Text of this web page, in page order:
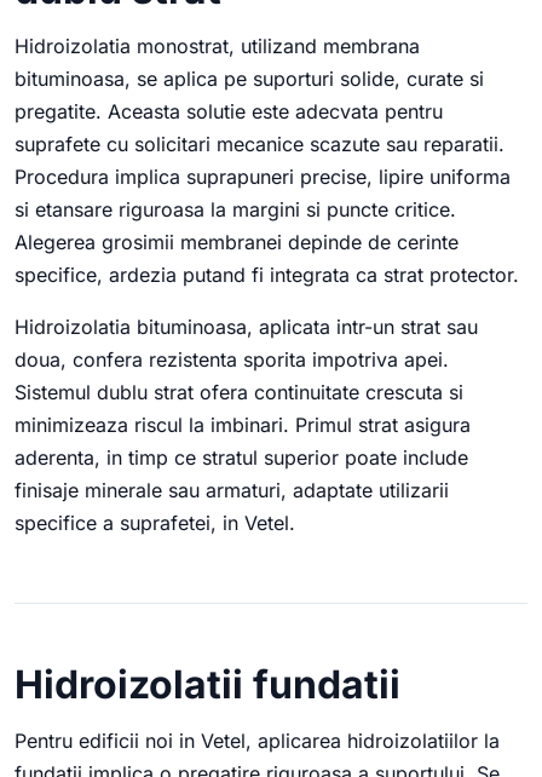
Hidroizolatia monostrat, utilizand membrana
bituminoasa, se aplica pe suporturi solide, curate si
pregatite. Aceasta solutie este adecvata pentru
suprafete cu solicitari mecanice scazute sau reparatii.
Procedura implica suprapuneri precise, lipire uniforma
si etansare riguroasa la margini si puncte critice.
Alegerea grosimii membranei depinde de cerinte
specifice, ardezia putand fi integrata ca strat protector.
Hidroizolatia bituminoasa, aplicata intr-un strat sau
doua, confera rezistenta sporita impotriva apei.
Sistemul dublu strat ofera continuitate crescuta si
minimizeaza riscul la imbinari. Primul strat asigura
aderenta, in timp ce stratul superior poate include
finisaje minerale sau armaturi, adaptate utilizarii
specifice a suprafetei, in Vetel.
Hidroizolatii fundatii
Pentru edificii noi in Vetel, aplicarea hidroizolatiilor la